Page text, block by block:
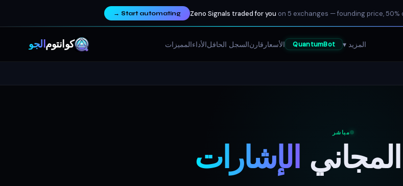
Zeno Signals traded for you on 5 exchanges — founding price, 50%
Start automating
→
كوانتوم ألجو المميزاتالأداءالسجل الحافلقارن الأسعار QuantumBot المزيد ▾
مباشر
الإشارات